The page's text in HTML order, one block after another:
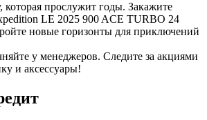
прослужит годы. Закажите
LE 2025 900 ACE TURBO 24
новые горизонты для приключений
у менеджеров. Следите за акциями
и аксессуары!